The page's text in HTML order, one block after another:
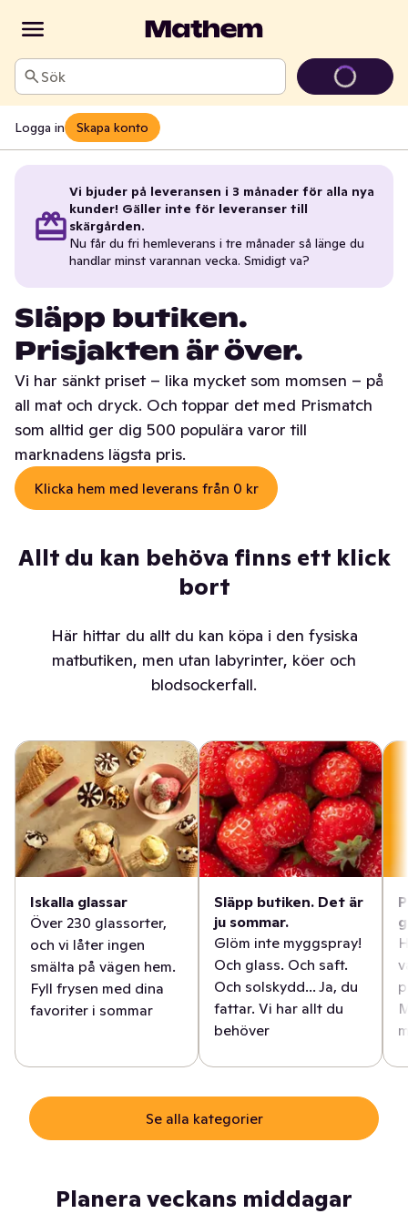
Sök
Logga in Skapa konto
Vi bjuder på leveransen i 3 månader för alla nya
kunder! Gäller inte för leveranser till
skärgården.
Nu får du fri hemleverans i tre månader så länge du
handlar minst varannan vecka. Smidigt va?
Släpp butiken.
Prisjakten är över.
Vi har sänkt priset – lika mycket som momsen – på
all mat och dryck. Och toppar det med Prismatch
som alltid ger dig 500 populära varor till
marknadens lägsta pris.
Klicka hem med leverans från 0 kr
Allt du kan behöva finns ett klick
bort
Här hittar du allt du kan köpa i den fysiska
matbutiken, men utan labyrinter, köer och
blodsockerfall.
Iskalla glassar
Över 230 glassorter,
och vi låter ingen
smälta på vägen hem.
Fyll frysen med dina
favoriter i sommar
Släpp butiken. Det är
ju sommar.
Glöm inte myggspray!
Och glass. Och saft.
Och solskydd... Ja, du
fattar. Vi har allt du
behöver
Se alla kategorier
Planera veckans middagar